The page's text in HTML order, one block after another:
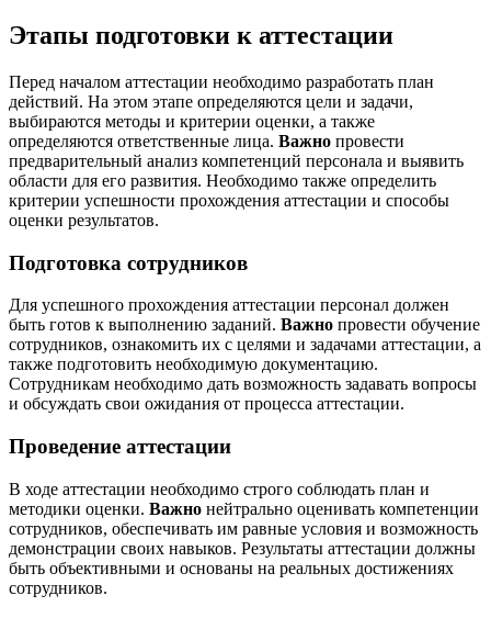
Этапы подготовки к аттестации
Перед началом аттестации необходимо разработать план
действий. На этом этапе определяются цели и задачи,
выбираются методы и критерии оценки, а также
определяются ответственные лица. Важно провести
предварительный анализ компетенций персонала и выявить
области для его развития. Необходимо также определить
критерии успешности прохождения аттестации и способы
оценки результатов.
Подготовка сотрудников
Для успешного прохождения аттестации персонал должен
быть готов к выполнению заданий. Важно провести обучение
сотрудников, ознакомить их с целями и задачами аттестации, а
также подготовить необходимую документацию.
Сотрудникам необходимо дать возможность задавать вопросы
и обсуждать свои ожидания от процесса аттестации.
Проведение аттестации
В ходе аттестации необходимо строго соблюдать план и
методики оценки. Важно нейтрально оценивать компетенции
сотрудников, обеспечивать им равные условия и возможность
демонстрации своих навыков. Результаты аттестации должны
быть объективными и основаны на реальных достижениях
сотрудников.